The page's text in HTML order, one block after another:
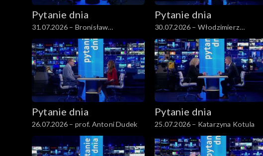
Pytanie dnia
31.07.2026 – Bronisław
Komorowski
Pytanie dnia
30.07.2026 – Włodzimierz
Czarzasty
Pytanie dnia
26.07.2026 – prof. Antoni Dudek
Pytanie dnia
25.07.2026 – Katarzyna Kotula